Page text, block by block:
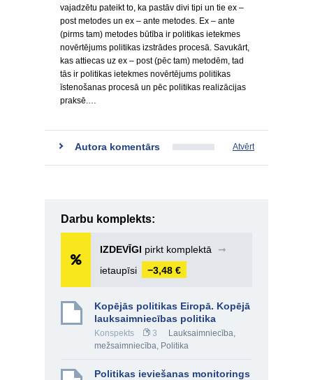
vajadzētu pateikt to, ka pastāv divi tipi un tie ex –
post metodes un ex – ante metodes. Ex – ante
(pirms tam) metodes būtība ir politikas ietekmes
novērtējums politikas izstrādes procesā. Savukārt,
kas attiecas uz ex – post (pēc tam) metodēm, tad
tās ir politikas ietekmes novērtējums politikas
īstenošanas procesā un pēc politikas realizācijas
praksē.…
Autora komentārs Atvērt
Darbu komplekts:
IZDEVĪGI pirkt komplektā
➞
ietaupīsi
−3,48 €
Kopējās politikas Eiropā. Kopējā
lauksaimniecības politika
Konspekts 3
Lauksaimniecība,
mežsaimniecība, Politika
Politikas ieviešanas monitorings